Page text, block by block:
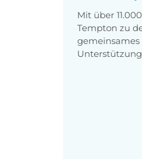
Mit über
Tempton zu